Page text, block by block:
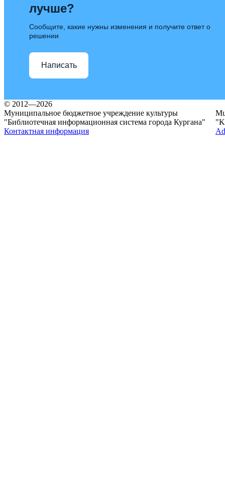
лучше?
Сообщите, какие нужны изменения и получите ответ о
решении
Написать
© 2012—2026
Муниципальное бюджетное учреждение культуры
"Библиотечная информационная система города Кургана"
Контактная информация